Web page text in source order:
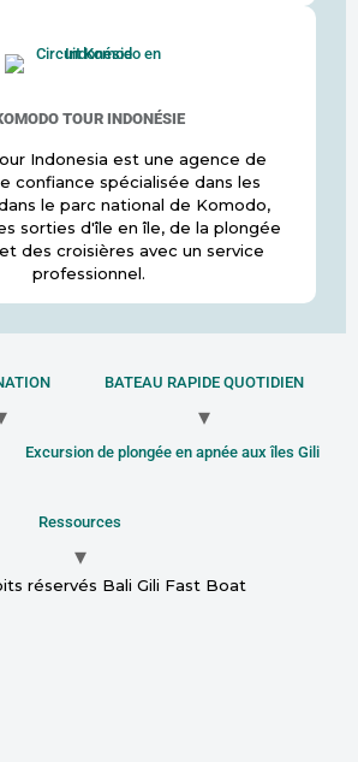
TOUR INDONÉSIE
Indonesia est une agence de
confiance spécialisée dans les
le parc national de Komodo,
sorties d'île en île, de la plongée
des croisières avec un service
professionnel.
BATEAU RAPIDE QUOTIDIEN
Excursion de plongée en apnée aux îles Gili
Ressources
réservés Bali Gili Fast Boat